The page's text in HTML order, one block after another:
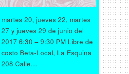
martes 20, jueves 22, martes
27 y jueves 29 de junio del
2017 6:30 – 9:30 PM Libre de
costo Beta-Local, La Esquina
208 Calle…